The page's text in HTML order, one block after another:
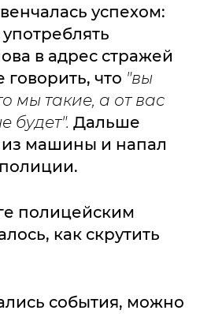
успехом:
в адрес стражей
говорить, что "вы
мы такие, а от вас
будет". Дальше
машины и напал
полицейским
как скрутить
события, можно